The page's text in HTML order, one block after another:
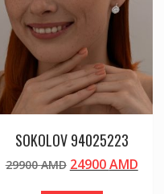
SOKOLOV 94025223
29900AMD Original
24900AMD